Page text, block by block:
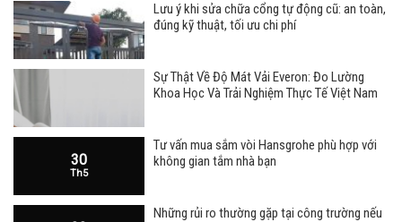
Lưu ý khi sửa chữa cổng tự động cũ: an toàn,
đúng kỹ thuật, tối ưu chi phí
Sự Thật Về Độ Mát Vải Everon: Đo Lường
Khoa Học Và Trải Nghiệm Thực Tế Việt Nam
30
Th5
Tư vấn mua sắm vòi Hansgrohe phù hợp với
không gian tắm nhà bạn
Những rủi ro thường gặp tại công trường nếu